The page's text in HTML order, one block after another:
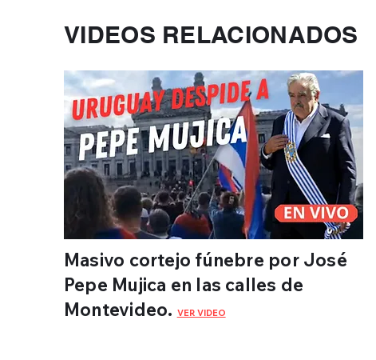
VIDEOS RELACIONADOS
Masivo cortejo fúnebre por José
Pepe Mujica en las calles de
Montevideo. VER VIDEO